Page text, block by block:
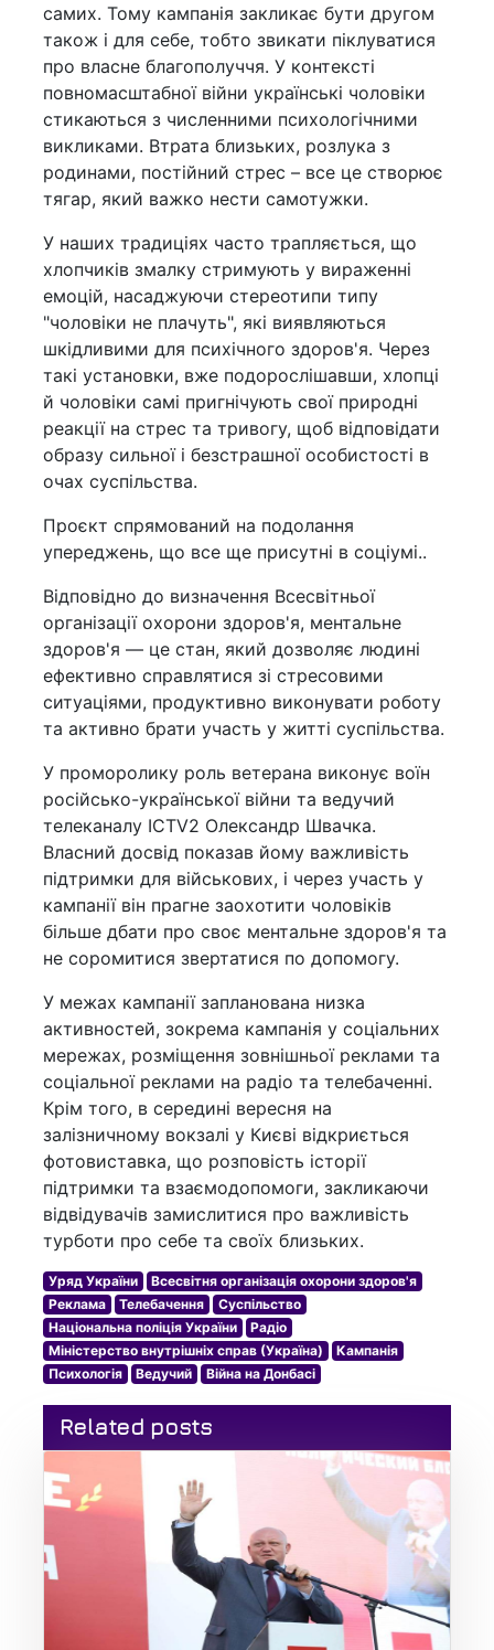
самих. Тому кампанія закликає бути другом
також і для себе, тобто звикати піклуватися
про власне благополуччя. У контексті
повномасштабної війни українські чоловіки
стикаються з численними психологічними
викликами. Втрата близьких, розлука з
родинами, постійний стрес – все це створює
тягар, який важко нести самотужки.
У наших традиціях часто трапляється, що
хлопчиків змалку стримують у вираженні
емоцій, насаджуючи стереотипи типу
"чоловіки не плачуть", які виявляються
шкідливими для психічного здоров'я. Через
такі установки, вже подорослішавши, хлопці
й чоловіки самі пригнічують свої природні
реакції на стрес та тривогу, щоб відповідати
образу сильної і безстрашної особистості в
очах суспільства.
Проєкт спрямований на подолання
упереджень, що все ще присутні в соціумі..
Відповідно до визначення Всесвітньої
організації охорони здоров'я, ментальне
здоров'я — це стан, який дозволяє людині
ефективно справлятися зі стресовими
ситуаціями, продуктивно виконувати роботу
та активно брати участь у житті суспільства.
У проморолику роль ветерана виконує воїн
російсько-української війни та ведучий
телеканалу ICTV2 Олександр Швачка.
Власний досвід показав йому важливість
підтримки для військових, і через участь у
кампанії він прагне заохотити чоловіків
більше дбати про своє ментальне здоров'я та
не соромитися звертатися по допомогу.
У межах кампанії запланована низка
активностей, зокрема кампанія у соціальних
мережах, розміщення зовнішньої реклами та
соціальної реклами на радіо та телебаченні.
Крім того, в середині вересня на
залізничному вокзалі у Києві відкриється
фотовиставка, що розповість історії
підтримки та взаємодопомоги, закликаючи
відвідувачів замислитися про важливість
турботи про себе та своїх близьких.
Уряд України
Всесвітня організація охорони здоров'я
Реклама
Телебачення
Суспільство
Національна поліція України
Радіо
Міністерство внутрішніх справ (Україна)
Кампанія
Психологія
Ведучий Війна на Донбасі
Related posts